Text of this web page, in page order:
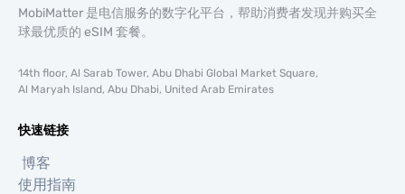
MobiMatter 是电信服务的数字化平台，帮助消费者发现并购买全
球最优质的 eSIM 套餐。
14th floor, Al Sarab Tower, Abu Dhabi Global Market Square,
Al Maryah Island, Abu Dhabi, United Arab Emirates
快速链接
博客
使用指南